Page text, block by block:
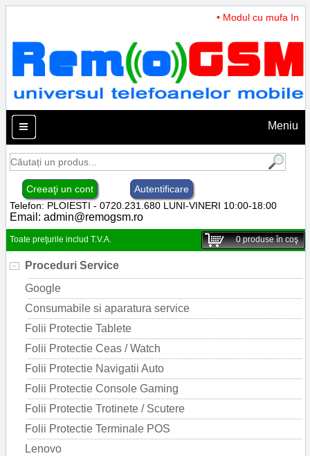
• Modul cu mufa
Meniu
Creeaţi un cont
Autentificare
Telefon: PLOIESTI - 0720.231.680 LUNI-VINERI 10:00-18:00
Email: admin@remogsm.ro
Toate preţurile includ T.V.A. 0produse în coş
Proceduri Service
Google
Consumabile si aparatura service
Folii Protectie Tablete
Folii Protectie Ceas / Watch
Folii Protectie Navigatii Auto
Folii Protectie Console Gaming
Folii Protectie Trotinete / Scutere
Folii Protectie Terminale POS
Lenovo